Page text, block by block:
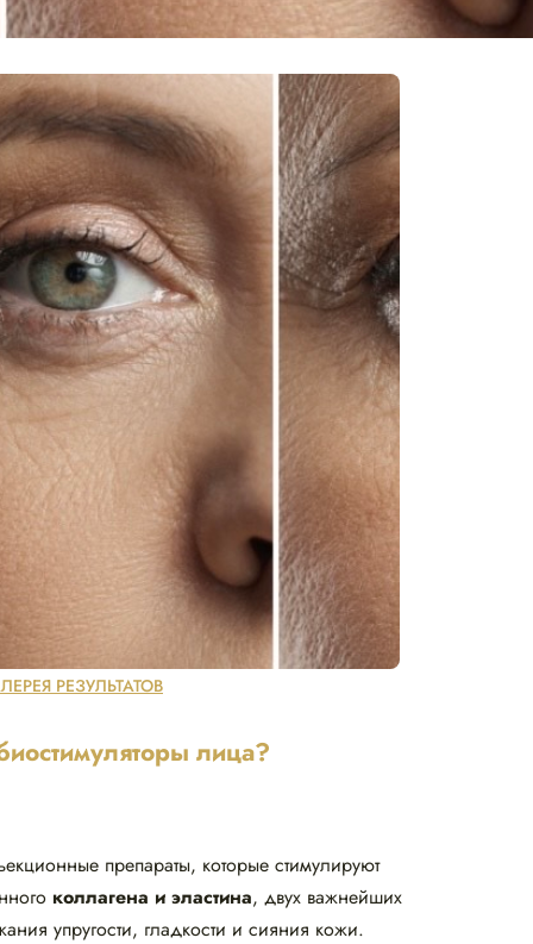
РЕЗУЛЬТАТОВ
лица?
препараты, которые стимулируют
коллагена и эластина, двух важнейших
упругости, гладкости и сияния кожи.